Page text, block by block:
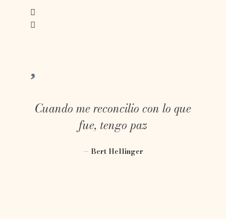
Cuando me reconcilio con lo que
fue, tengo paz
— Bert Hellinger